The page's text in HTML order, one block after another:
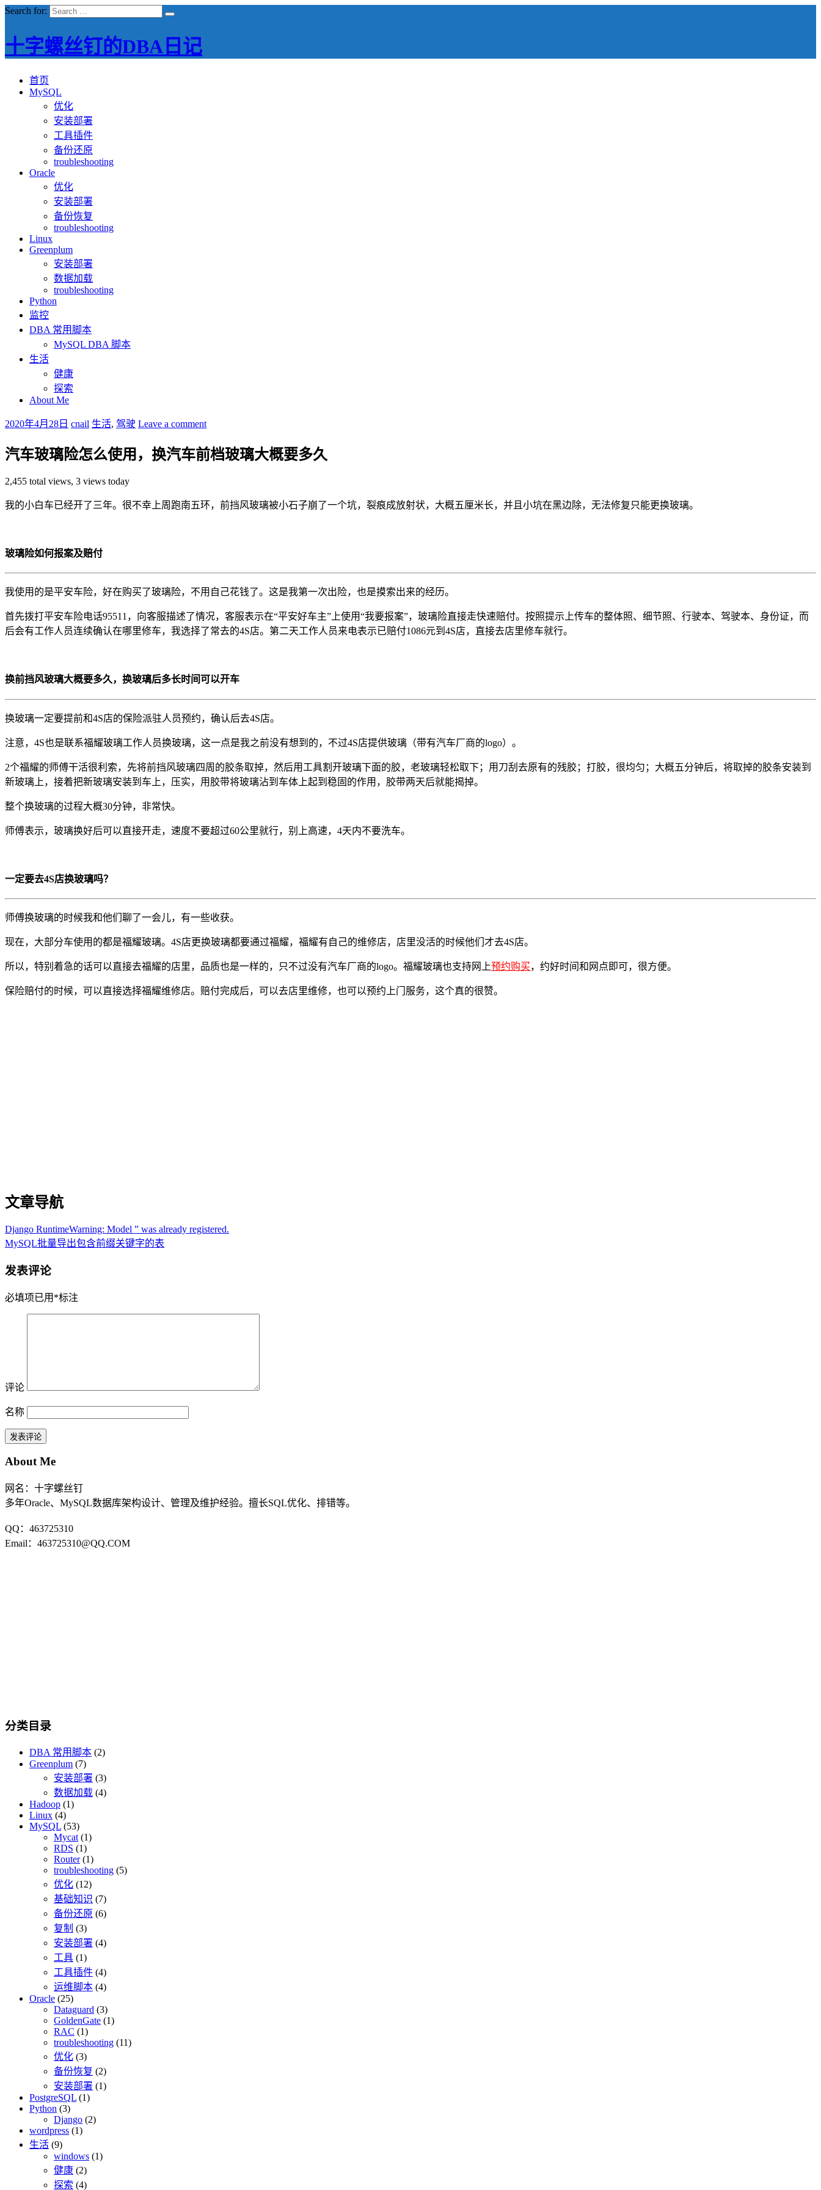
Search for:
十字螺丝钉的DBA日记
首页
MySQL
优化
安装部署
工具插件
备份还原
troubleshooting
Oracle
优化
安装部署
备份恢复
troubleshooting
Linux
Greenplum
安装部署
数据加载
troubleshooting
Python
监控
DBA 常用脚本
MySQL DBA 脚本
生活
健康
探索
About Me
2020年4月28日 cnail 生活, 驾驶 Leave a comment
汽车玻璃险怎么使用，换汽车前档玻璃大概要多久
2,455 total views, 3 views today
我的小白车已经开了三年。很不幸上周跑南五环，前挡风玻璃被小石子崩了一个坑，裂痕成放射状，大概五厘米长，并且小坑在黑边除，无法修复只能更换玻璃。
玻璃险如何报案及赔付
我使用的是平安车险，好在购买了玻璃险，不用自己花钱了。这是我第一次出险，也是摸索出来的经历。
首先拨打平安车险电话95511，向客服描述了情况，客服表示在“平安好车主”上使用“我要报案”，玻璃险直接走快速赔付。按照提示上传车的整体照、细节照、行驶本、驾驶本、身份证，而
后会有工作人员连续确认在哪里修车，我选择了常去的4S店。第二天工作人员来电表示已赔付1086元到4S店，直接去店里修车就行。
换前挡风玻璃大概要多久，换玻璃后多长时间可以开车
换玻璃一定要提前和4S店的保险派驻人员预约，确认后去4S店。
注意，4S也是联系福耀玻璃工作人员换玻璃，这一点是我之前没有想到的，不过4S店提供玻璃（带有汽车厂商的logo）。
2个福耀的师傅干活很利索，先将前挡风玻璃四周的胶条取掉，然后用工具割开玻璃下面的胶，老玻璃轻松取下；用刀刮去原有的残胶；打胶，很均匀；大概五分钟后，将取掉的胶条安装到
新玻璃上，接着把新玻璃安装到车上，压实，用胶带将玻璃沾到车体上起到稳固的作用，胶带两天后就能揭掉。
整个换玻璃的过程大概30分钟，非常快。
师傅表示，玻璃换好后可以直接开走，速度不要超过60公里就行，别上高速，4天内不要洗车。
一定要去4S店换玻璃吗？
师傅换玻璃的时候我和他们聊了一会儿，有一些收获。
现在，大部分车使用的都是福耀玻璃。4S店更换玻璃都要通过福耀，福耀有自己的维修店，店里没活的时候他们才去4S店。
所以，特别着急的话可以直接去福耀的店里，品质也是一样的，只不过没有汽车厂商的logo。福耀玻璃也支持网上预约购买，约好时间和网点即可，很方便。
保险赔付的时候，可以直接选择福耀维修店。赔付完成后，可以去店里维修，也可以预约上门服务，这个真的很赞。
文章导航
Django RuntimeWarning: Model ” was already registered.
MySQL批量导出包含前缀关键字的表
发表评论
必填项已用 *标注
评论
名称
About Me
网名：十字螺丝钉
多年Oracle、MySQL数据库架构设计、管理及维护经验。擅长SQL优化、排错等。
QQ：463725310
Email：463725310@QQ.COM
分类目录
DBA 常用脚本 (2)
Greenplum (7)
安装部署 (3)
数据加载 (4)
Hadoop (1)
Linux (4)
MySQL (53)
Mycat(1)
RDS (1)
Router(1)
troubleshooting (5)
优化 (12)
基础知识 (7)
备份还原 (6)
复制 (3)
安装部署 (4)
工具 (1)
工具插件 (4)
运维脚本 (4)
Oracle (25)
Dataguard (3)
GoldenGate (1)
RAC (1)
troubleshooting (11)
优化 (3)
备份恢复 (2)
安装部署 (1)
PostgreSQL (1)
Python (3)
Django (2)
wordpress (1)
生活 (9)
windows (1)
健康 (2)
探索 (4)